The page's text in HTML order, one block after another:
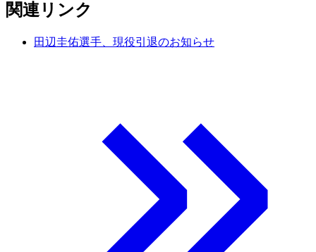
関連リンク
田辺圭佑選手、現役引退のお知らせ